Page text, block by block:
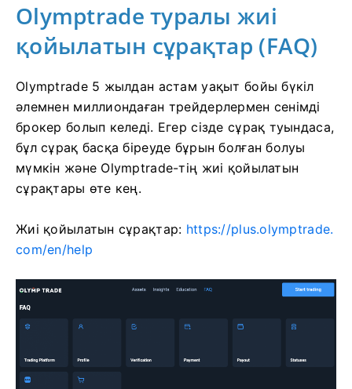
Olymptrade туралы жиі
қойылатын сұрақтар (FAQ)
Olymptrade 5 жылдан астам уақыт бойы бүкіл
әлемнен миллиондаған трейдерлермен сенімді
брокер болып келеді. Егер сізде сұрақ туындаса,
бұл сұрақ басқа біреуде бұрын болған болуы
мүмкін және Olymptrade-тің жиі қойылатын
сұрақтары өте кең.
Жиі қойылатын сұрақтар: https://plus.olymptrade.
com/en/help